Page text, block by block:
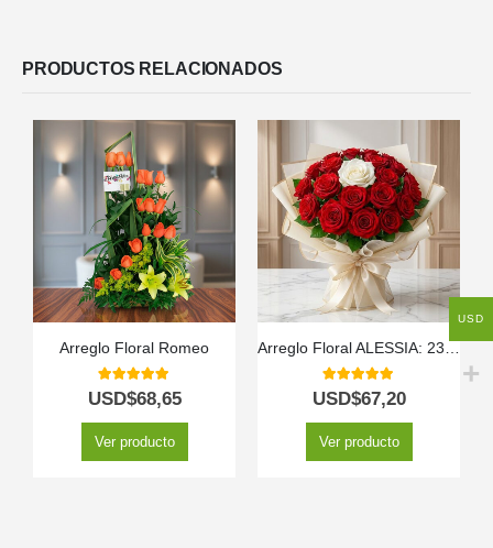
PRODUCTOS RELACIONADOS
Arreglo Floral Romeo
5.00out of 5
USD$68,65
Ver producto
Arreglo Floral ALESSIA: 23 Rosas Rojas y 1 Blanca Inolvidable 🤍
5.00out of 5
USD$67,20
Ver producto
USD